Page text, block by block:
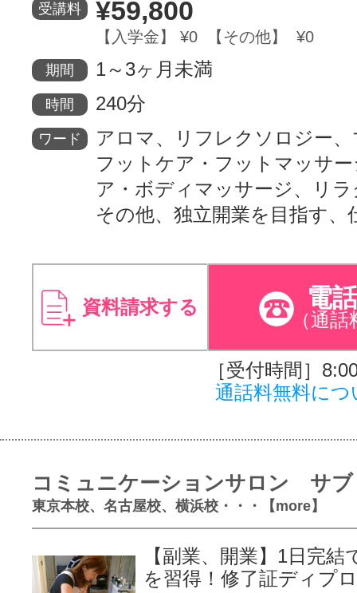
受講料 ¥59,800
【入学金】 ¥0 【その他】 ¥0
期間 1～3ヶ月未満
時間 240分
ワード
アロマ、リフレクソロジー
フットケア・フットマッサ
ア・ボディマッサージ、リ
その他、独立開業を目指す、
資料請求する 電
（通話
［受付時間］
通話料無料につ
コミュニケーションサロン サブ
東京本校、名古屋校、横浜校・・・【more】
【副業、開業】1日完結
を習得！修了証ディプ